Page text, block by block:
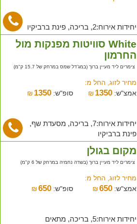
יחידות אירוח:2, בריכה, פינת ברביקיו
White סוויטות מפנקות מול
החרמון
צימרים ליד מעיין ברוך (במג'דל שמס במרחק של 15.7 ק"מ)
מחיר לזוג, החל מ:
אמצ"ש:
₪ 1350 סופ"ש: ₪ 1350
יחידות אירוח:7, בריכה, מסעדת שף,
פינת ברביקיו
מקום בגולן
צימרים ליד מעיין ברוך (בשדה נחמיה במרחק של 6 ק"מ)
מחיר לזוג, החל מ:
אמצ"ש:
₪650 סופ"ש: ₪ 650
יחידות אירוח:5, בריכה, מתאים